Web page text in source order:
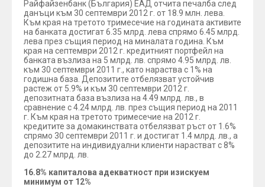
Райфайзенбанк (България) ЕАД отчита печалба след
данъци към 30 септември 2012 г. от 18.9 млн. лева.
Към края на третото тримесечие на годината активите
на банката достигат 6.35 млрд. лева спрямо 6.45 млрд.
лева през същия период на миналата година. Към
края на септември 2012 г. кредитният портфейл на
банката възлиза на 5 млрд. лв. спрямо 4.95 млрд. лв.
към 30 септември 2011 г., като нараства с 1% на
годишна база. Депозитите отбелязват устойчив
растеж от 5.9% и към 30 септември 2012 г.
депозитната база възлиза на 4.49 млрд. лв., в
сравнение с 4.24 млрд. лв. през същия период на 2011
г. Към края на третото тримесечие на 2012 г.
кредитите за домакинствата отбелязват ръст от 1.6%
спрямо 30 септември 2011 г. и достигат 1.4 млрд. лв., а
депозитите на индивидуални клиенти нарастват с 8%
до 2.27 млрд. лв.
16.8% капиталова адекватност при изискуем
минимум от 12%